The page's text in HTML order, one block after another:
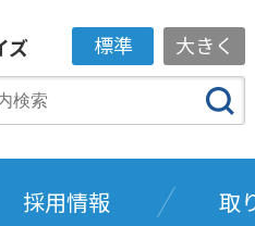
ズ 標準 大きく
採用情報 取